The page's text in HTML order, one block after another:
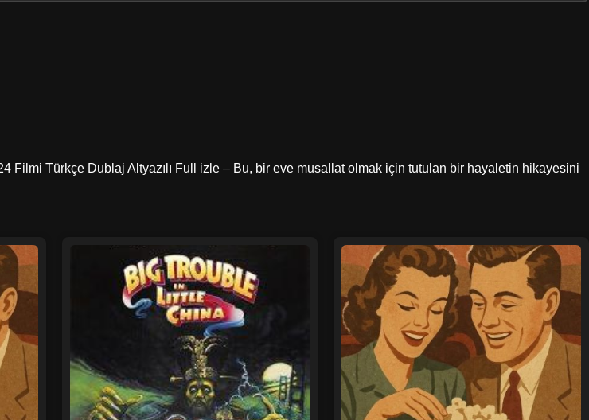
Türkçe Dublaj Altyazılı Full izle – Bu, bir eve musallat olmak için tutulan bir hayaletin hikayesini